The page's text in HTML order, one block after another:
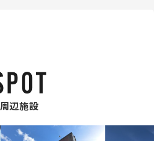
周辺施設